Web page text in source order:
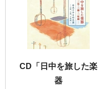
CD「日中を旅した楽
器